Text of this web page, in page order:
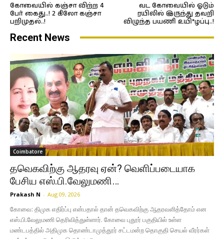
கோவையில் கஞ்சா விற்ற 4
பேர் கைது..! 2 கிலோ கஞ்சா
பறிமுதல்..!
வட கோவையில் ஓடும்
ரயிலில் இருந்து தவறி
விழுந்த பயணி உயி*ழப்பு..!
Recent News
Coimbatore
தவெகவிற்கு ஆதரவு ஏன்? வெளிப்படையாக
பேசிய எஸ்.பி.வேலுமணி…
Prakash N - Aug 09, 2026
கோவை: திமுக எதிர்ப்பு என்பதால் தான் தவெகவிற்கு ஆதரவளித்தோம் என
எஸ்.பி.வேலுமணி தெரிவித்துள்ளார். கோவை புதூர் பகுதியில் உள்ள
மண்டபத்தில் அதிமுக தொண்டாமுத்தூர் சட்டமன்ற தொகுதி செயல் வீரர்கள்